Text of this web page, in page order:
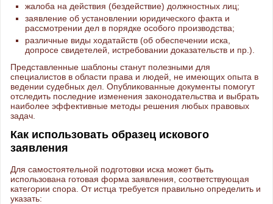
жалоба на действия (бездействие) должностных лиц;
заявление об установлении юридического факта и
рассмотрении дел в порядке особого производства;
различные виды ходатайств (об обеспечении иска,
допросе свидетелей, истребовании доказательств и пр.).
Представленные шаблоны станут полезными для
специалистов в области права и людей, не имеющих опыта в
ведении судебных дел. Опубликованные документы помогут
отследить последние изменения законодательства и выбрать
наиболее эффективные методы решения любых правовых
задач.
Как использовать образец искового
заявления
Для самостоятельной подготовки иска может быть
использована готовая форма заявления, соответствующая
категории спора. От истца требуется правильно определить и
указать: